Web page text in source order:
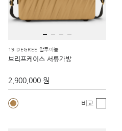
19 DEGREE 알루미늄
브리프케이스 서류가방
2,900,000 원
비교